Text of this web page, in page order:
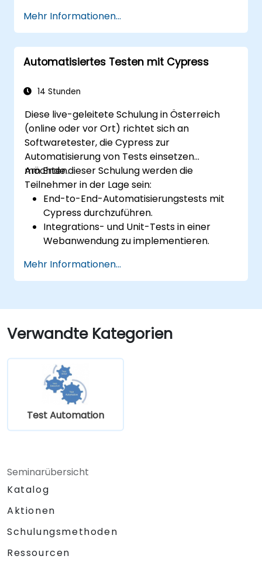
verschiedene Geräte anpassen und
Testergebnisse analysieren.
Skripterweiterungen von TestComplete
nutzen.
Mehr Informationen...
Automatisiertes Testen mit Cypress
14 Stunden
Diese live-geleitete Schulung in Österreich
(online oder vor Ort) richtet sich an
Softwaretester, die Cypress zur
Automatisierung von Tests einsetzen
möchten.
Am Ende dieser Schulung werden die
Teilnehmer in der Lage sein:
End-to-End-Automatisierungstests mit
Cypress durchzuführen.
Integrations- und Unit-Tests in einer
Webanwendung zu implementieren.
verwenden.
Mehr Informationen...
Verwandte Kategorien
Test Automation
Seminarübersicht
Katalog
Aktionen
Schulungsmethoden
Ressourcen